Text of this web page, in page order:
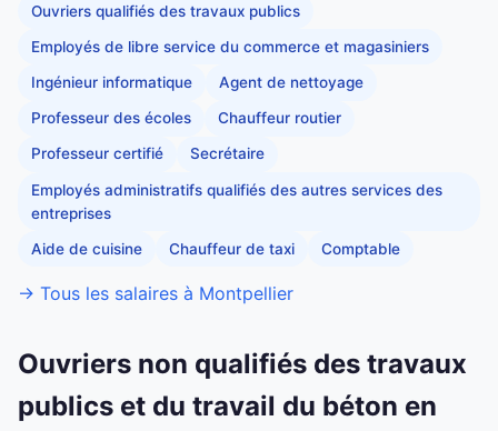
Ouvriers qualifiés des travaux publics
Employés de libre service du commerce et magasiniers
Ingénieur informatique Agent de nettoyage
Professeur des écoles Chauffeur routier
Professeur certifié Secrétaire
Employés administratifs qualifiés des autres services des
entreprises
Aide de cuisine Chauffeur de taxi Comptable
→ Tous les salaires à Montpellier
Ouvriers non qualifiés des travaux
publics et du travail du béton en